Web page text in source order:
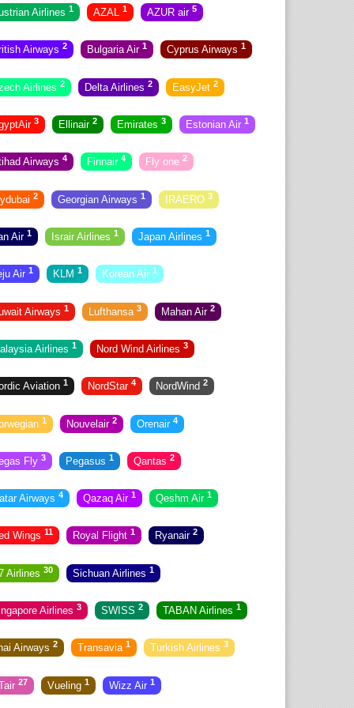
Airlines 1 AZAL 1 AZUR air 5
Airways 2 Bulgaria Air 1 Cyprus Airways 1
Airlines 2 Delta Airlines 2 EasyJet 2
3 Ellinair 2 Emirates 3 Estonian Air 1
Airways 4 Finnair 4 Fly one 2
2 Georgian Airways 1 IRAERO 3
Air 1 Israir Airlines 1 Japan Airlines 1
Air 1 KLM 1 Korean Air 1
Airways 1 Lufthansa 3 Mahan Air 2
Airlines 1 Nord Wind Airlines 3
Aviation 1 NordStar 4 NordWind 2
1 Nouvelair 2 Orenair 4
Fly 3 Pegasus 1 Qantas 2
Airways 4 Qazaq Air 1 Qeshm Air 1
Wings 11 Royal Flight 1 Ryanair 2
Airlines 30 Sichuan Airlines 1
Airlines 3 SWISS 2 TABAN Airlines 1
Airways 2 Transavia 1 Turkish Airlines 3
27 Vueling 1 Wizz Air 1